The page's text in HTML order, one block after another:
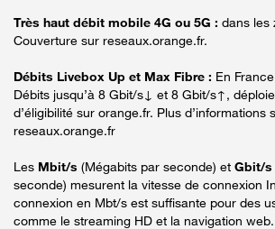
Très haut débit mobile 4G ou 5G : dans les
Couverture sur reseaux.orange.fr.
Débits Livebox Up et Max Fibre : En
Débits jusqu’à 8 Gbit/s↓ et 8 Gbit/s↑,
d’éligibilité sur orange.fr. Plus d’informations
reseaux.orange.fr
Les Mbit/s (Mégabits par seconde) et Gbit/s
seconde) mesurent la vitesse de connexion
connexion en Mbt/s est suffisante pour des
comme le streaming HD et la navigation